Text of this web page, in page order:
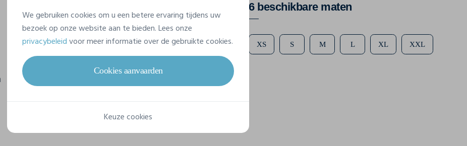
Merk
Craft
Referentie
C17390
Samenstelling
Main 100% Polyester Recycled, Side Panels92% Polyester
6 beschikbare maten
XS S M L XL XXL
We gebruiken cookies om u een betere ervaring tijdens uw
bezoek op onze website aan te bieden. Lees onze
privacybeleidvoor meer informatie over de gebruikte cookies.
Cookies aanvaarden
Keuze cookies